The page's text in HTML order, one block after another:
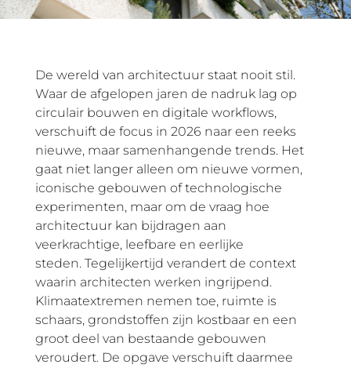
De wereld van architectuur staat nooit stil.
Waar de afgelopen jaren de nadruk lag op
circulair bouwen en digitale workflows,
verschuift de focus in 2026 naar een reeks
nieuwe, maar samenhangende trends. Het
gaat niet langer alleen om nieuwe vormen,
iconische gebouwen of technologische
experimenten, maar om de vraag hoe
architectuur kan bijdragen aan
veerkrachtige, leefbare en eerlijke
steden. Tegelijkertijd verandert de context
waarin architecten werken ingrijpend.
Klimaatextremen nemen toe, ruimte is
schaars, grondstoffen zijn kostbaar en een
groot deel van bestaande gebouwen
veroudert. De opgave verschuift daarmee